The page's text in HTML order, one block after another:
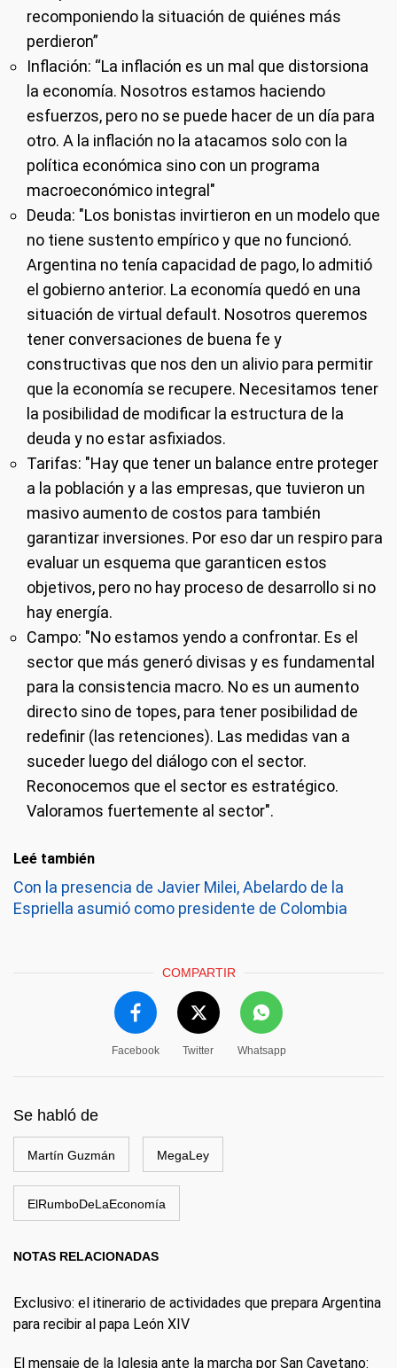
recomponiendo la situación de quiénes más
perdieron”
Inflación: “La inflación es un mal que distorsiona
la economía. Nosotros estamos haciendo
esfuerzos, pero no se puede hacer de un día para
otro. A la inflación no la atacamos solo con la
política económica sino con un programa
macroeconómico integral"
Deuda: "Los bonistas invirtieron en un modelo que
no tiene sustento empírico y que no funcionó.
Argentina no tenía capacidad de pago, lo admitió
el gobierno anterior. La economía quedó en una
situación de virtual default. Nosotros queremos
tener conversaciones de buena fe y
constructivas que nos den un alivio para permitir
que la economía se recupere. Necesitamos tener
la posibilidad de modificar la estructura de la
deuda y no estar asfixiados.
Tarifas: "Hay que tener un balance entre proteger
a la población y a las empresas, que tuvieron un
masivo aumento de costos para también
garantizar inversiones. Por eso dar un respiro para
evaluar un esquema que garanticen estos
objetivos, pero no hay proceso de desarrollo si no
hay energía.
Campo: "No estamos yendo a confrontar. Es el
sector que más generó divisas y es fundamental
para la consistencia macro. No es un aumento
directo sino de topes, para tener posibilidad de
redefinir (las retenciones). Las medidas van a
suceder luego del diálogo con el sector.
Reconocemos que el sector es estratégico.
Valoramos fuertemente al sector".
Leé también
Con la presencia de Javier Milei, Abelardo de la
Espriella asumió como presidente de Colombia
COMPARTIR
Facebook Twitter Whatsapp
Se habló de
Martín Guzmán MegaLey
ElRumboDeLaEconomía
NOTAS RELACIONADAS
Exclusivo: el itinerario de actividades que prepara Argentina
para recibir al papa León XIV
El mensaje de la Iglesia ante la marcha por San Cayetano: